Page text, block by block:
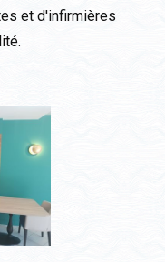
et d'infirmières